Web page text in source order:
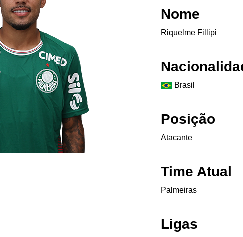
Nome
Riquelme Fillipi
Brasil
Posição
Atacante
Time Atual
Palmeiras
Ligas